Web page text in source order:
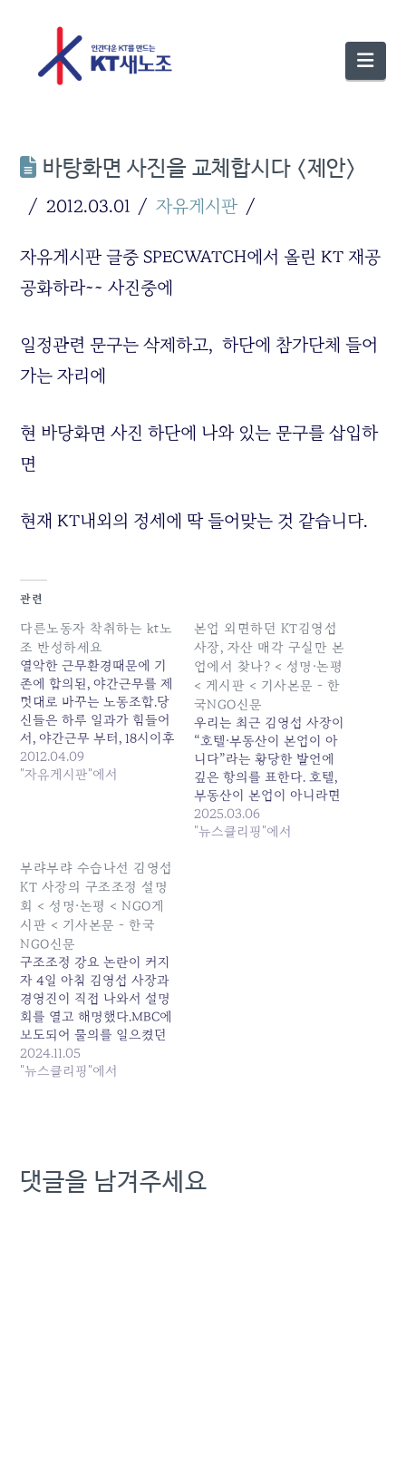
바탕화면 사진을 교체합시다 <제안>
2012.03.01 자유게시판
자유게시판 글중 SPECWATCH에서 올린 KT 재공
공화하라~~ 사진중에
일정관련 문구는 삭제하고, 하단에 참가단체 들어
가는 자리에
현 바당화면 사진 하단에 나와 있는 문구를 삽입하
면
현재 KT내외의 정세에 딱 들어맞는 것 같습니다.
관련
다른노동자 착취하는 kt노
조 반성하세요
열악한 근무환경때문에 기
존에 합의된, 야간근무를 제
멋대로 바꾸는 노동조합.당
신들은 하루 일과가 힘들어
서, 야간근무 부터, 18시이후
현장 접수 못한다고하면서,
이 모든 힘든일은 협력사 직
네~~ 갑니다.. 하면서 출동
하라고 하냐...적어도, 이런
얘기 나올때 직영직원들 너
무한다 생각했는데...오늘 노
조 회보란에 적힌 글보고 너
무…
2012.04.09
"자유게시판"에서
본업 외면하던 KT김영섭
사장, 자산 매각 구실만 본
업에서 찾나? < 성명·논평
< 게시판 < 기사본문 - 한
국NGO신문
우리는 최근 김영섭 사장이
“호텔·부동산이 본업이 아
니다”라는 황당한 발언에
깊은 항의를 표한다. 호텔,
부동산이 본업이 아니라면
AI도 마찬가지다. 심지어 호
텔 — 사이트 계속 읽기:
2025.03.06
"뉴스클리핑"에서
부랴부랴 수습나선 김영섭
KT 사장의 구조조정 설명
회 < 성명·논평 < NGO게
시판 < 기사본문 - 한국
NGO신문
구조조정 강요 논란이 커지
자 4일 아침 김영섭 사장과
경영진이 직접 나와서 설명
회를 열고 해명했다.MBC에
보도되어 물의를 일으켰던
안창용 부사장이 나와서 사
과했고, 김영섭 대표도 송구
고 해서 사람이 없다고 거짓
말 했는데, 이번에는 결국
2024.11.05
"뉴스클리핑"에서
댓글을 남겨주세요